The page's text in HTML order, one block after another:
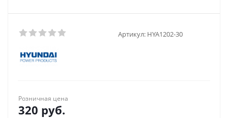
Артикул: HYA1202-30
Розничная цена
320 руб.